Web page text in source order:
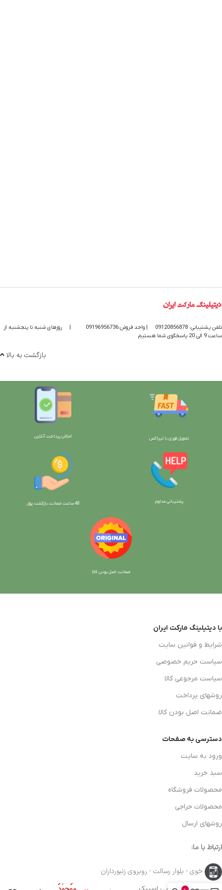
تلفن پشتیبانی: 09120856878 | واحد فروش:09196956736 |
روزهای شنبه تا پنجشنبه از
ساعت 9 الی 20 پاسخگوی شما هستیم
بازگشت به بالا
تحویل فوری با تیپاکس امکان پرداخت آنلاین
پشتیبانی مداوم 48 ساعت ضمانت بازگش ت پول
ضمانت اصل بودن کالا
با دیتیلینگ مارکت ایران
شرایط و قوانین سایت
سیاست حریم خصوصی
سیاست مرجوعی کالا
روشهای پرداخت
ضمانت اصل بودن کالا
دسترسی به صفحات
ورود به سایت
سبد خرید
محصولات فروشگاه
محصولات حراجی
روشهای ارسال
ارتباط با ما:
خوی - بلوار رسالت - روبروی زنبورداران
در انبار